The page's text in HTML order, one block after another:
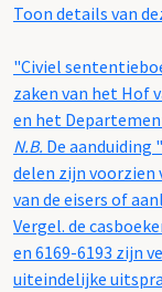
Toon details van
"Civiel
zaken van het Hof
en het
N.B. De aanduiding
delen zijn voorzien
van de eisers of
Vergel. de
en 6169-6193 zijn
uiteindelijke